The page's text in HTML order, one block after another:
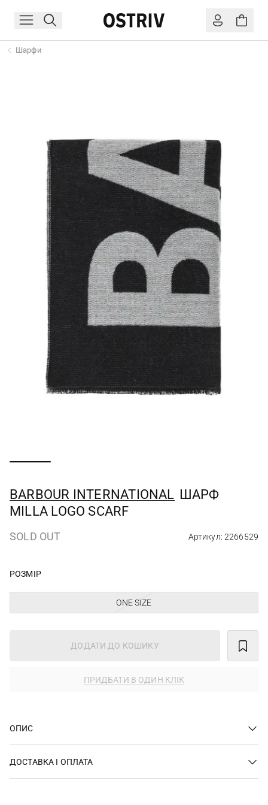
Шарфи
BARBOUR INTERNATIONAL ШАРФ
MILLA LOGO SCARF
SOLD OUT Артикул: 2266529
РОЗМІР
ONE SIZE
ДОДАТИ ДО КОШИКУ
ПРИДБАТИ В ОДИН КЛІК
ОПИС
ДОСТАВКА І ОПЛАТА